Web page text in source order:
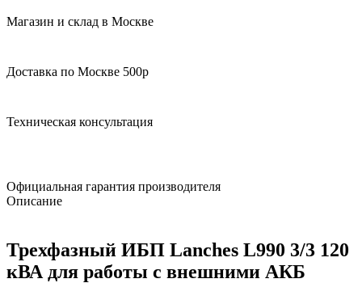
Магазин и склад в Москве
Доставка по Москве 500р
Техническая консультация
Официальная гарантия производителя
Описание
Трехфазный ИБП Lanches L990 3/3 120
кВА для работы с внешними АКБ